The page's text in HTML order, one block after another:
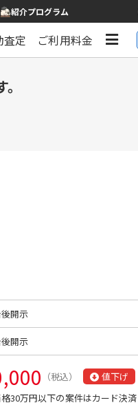
紹介プログラム
査定 ご利用料金
開示
開示
（税込） 値下げ
30万円以下の案件はカード決